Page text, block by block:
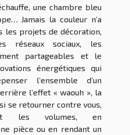
une chambre bleu
Jamais la couleur n’a
les projets de décoration,
réseaux sociaux, les
partageables et le
énergétiques qui
l’ensemble d’un
l’effet « waouh », la
se retourner contre vous,
les volumes, en
pièce ou en rendant un